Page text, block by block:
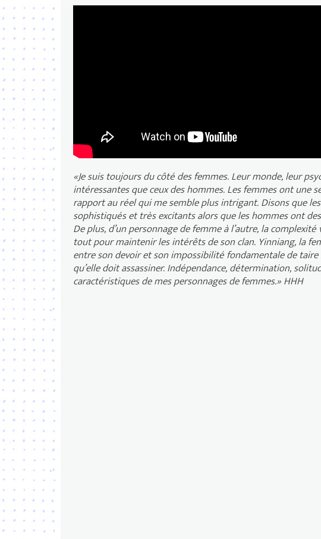
«Je suis toujours du côté des femmes. Leur monde, leur
intéressantes que ceux des hommes. Les femmes ont une
rapport au réel qui me semble plus intrigant. Disons que
sophistiqués et très excitants alors que les hommes ont
De plus, d’un personnage de femme à l’autre, la
tout pour maintenir les intérêts de son clan. Yinniang, la
entre son devoir et son impossibilité fondamentale de
qu’elle doit assassiner. Indépendance, détermination,
caractéristiques de mes personnages de femmes.» HHH